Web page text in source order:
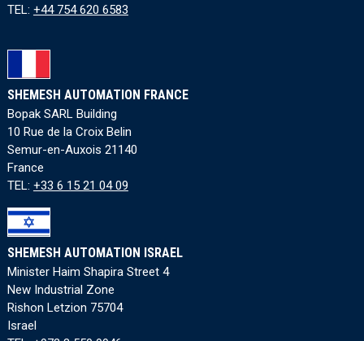
TEL: +44 754 620 6583
SHEMESH AUTOMATION FRANCE
Bopak SARL Building
10 Rue de la Croix Belin
Semur-en-Auxois 21140
France
TEL: +33 6 15 21 04 09
SHEMESH AUTOMATION ISRAEL
Minister Haim Shapira Street 4
New Industrial Zone
Rishon Letzion 75704
Israel